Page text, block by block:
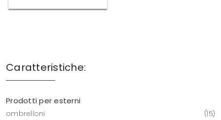
Caratteristiche:
Prodotti per esterni
ombrelloni 15